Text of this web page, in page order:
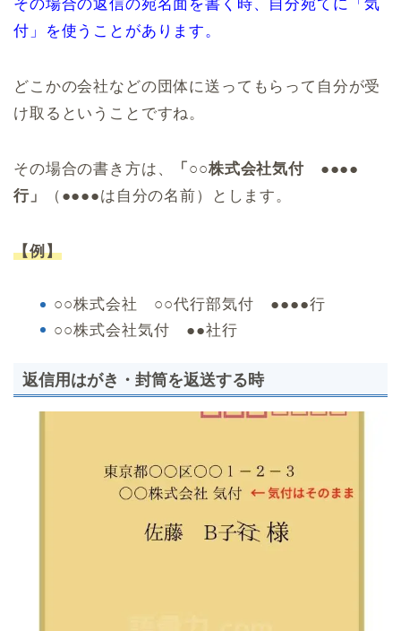
その場合の返信の宛名面を書く時、自分宛てに「気
付」を使うことがあります。
どこかの会社などの団体に送ってもらって自分が受
け取るということですね。
その場合の書き方は、
「○○株式会社気付 ●●●●
行」
（●●●●は自分の名前）とします。
【例】
○○株式会社 ○○代行部気付 ●●●●行
○○株式会社気付 ●●社行
返信用はがき・封筒を返送する時